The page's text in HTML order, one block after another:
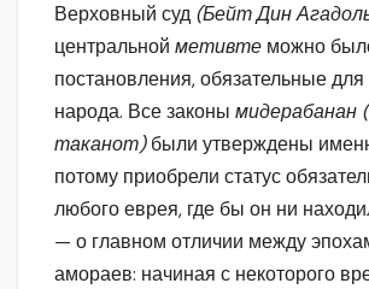
Верховный суд (Бейт Дин
центральной метивте можно
постановления, обязательные для
народа. Все законы мидерабанан
таканот)были утверждены
потому приобрели статус
любого еврея, где бы он ни
— о главном отличии между
амораев: начиная с некоторого